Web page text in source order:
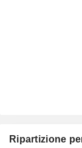
Ripartizione